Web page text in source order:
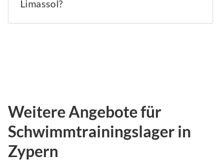
Limassol?
Weitere Angebote für
Schwimmtrainingslager in
Zypern